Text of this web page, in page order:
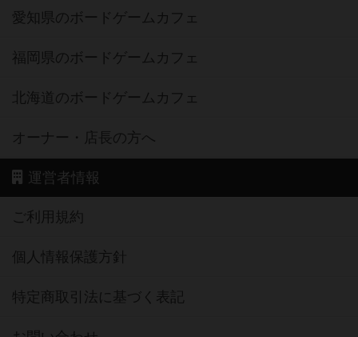
愛知県のボードゲームカフェ
福岡県のボードゲームカフェ
北海道のボードゲームカフェ
オーナー・店長の方へ
運営者情報
ご利用規約
個人情報保護方針
特定商取引法に基づく表記